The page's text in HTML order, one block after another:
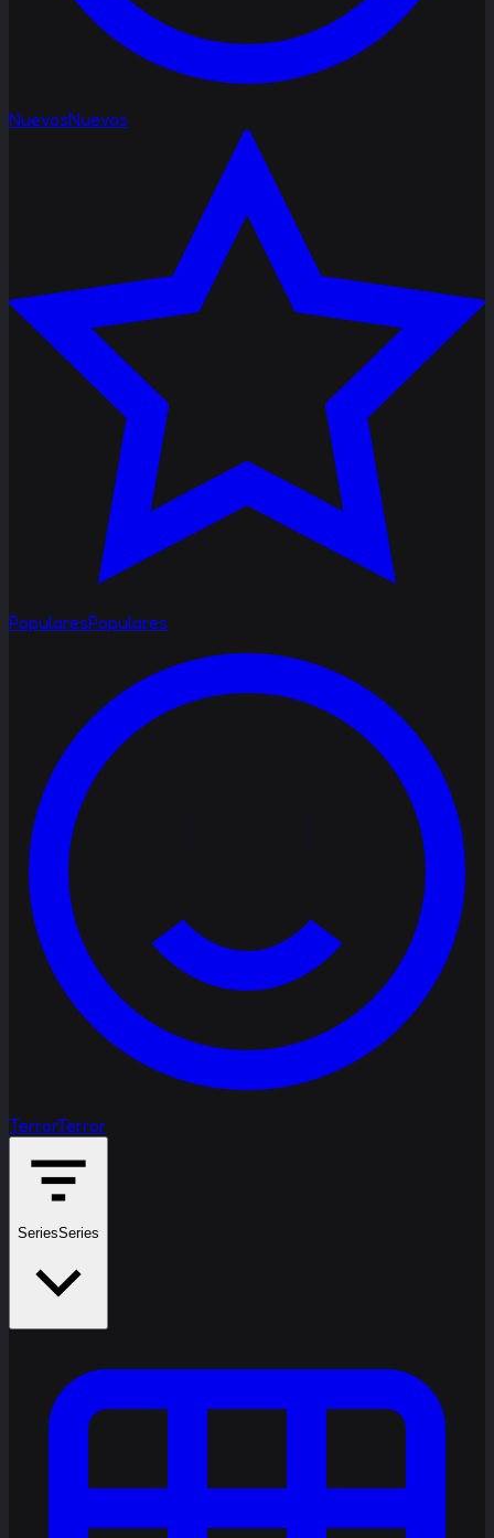
NuevosNuevos
PopularesPopulares
TerrorTerror
SeriesSeries